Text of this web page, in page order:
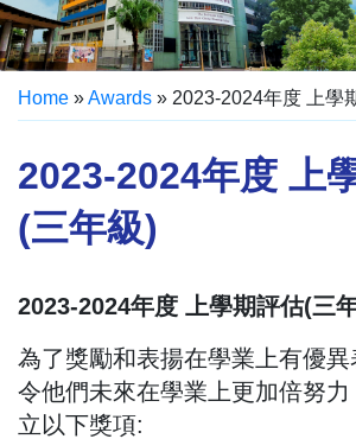
Home »Awards » 2023-2024年度 上學
2023-2024年度 上
(三年級)
2023-2024年度 上學期評估(三
為了獎勵和表揚在學業上有優異
令他們未來在學業上更加倍努
立以下獎項: